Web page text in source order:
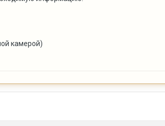
камерой)